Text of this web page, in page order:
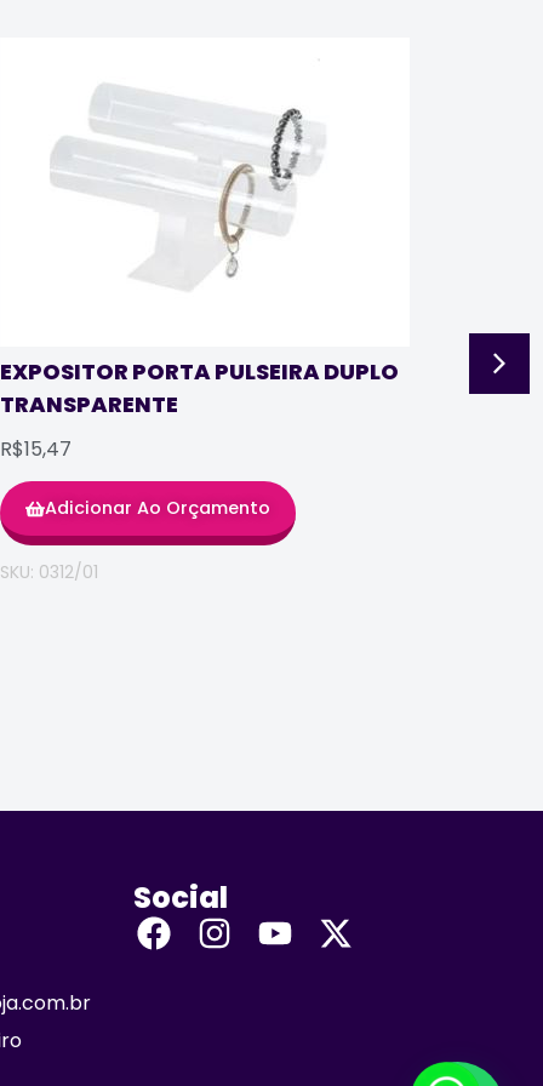
EXPOSITOR PORTA PULSEIRA DUPLO
TRANSPARENTE
R$15,47
Adicionar Ao Orçamento
SKU: 0312/01
Social